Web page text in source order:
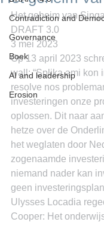
Contradiction and
Governance
Boek
AI and leadership
Erosion
Het geheim van
DRAFT 3.0
3 mei 2023
Op 13 april 2023
wall: “Splika ami kon
resolve nos
investeringen onze
oplossen. Dit naar
hetze over de
het weglaten door
zogenaamde
niemand nader kan
geen
Ulysses Locadia
Cooper: Het